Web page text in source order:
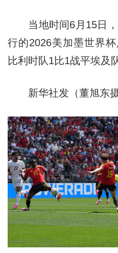
当地时间6月15日，
行的2026美加墨世界
比利时队1比1战平埃及队
新华社发（董旭东摄